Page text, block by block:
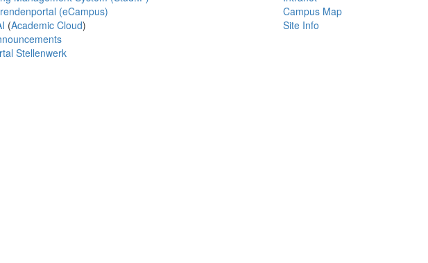
(eCampus)
(Academic Cloud)
Stellenwerk
Campus Map
Site Info